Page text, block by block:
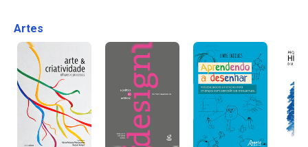
Artes